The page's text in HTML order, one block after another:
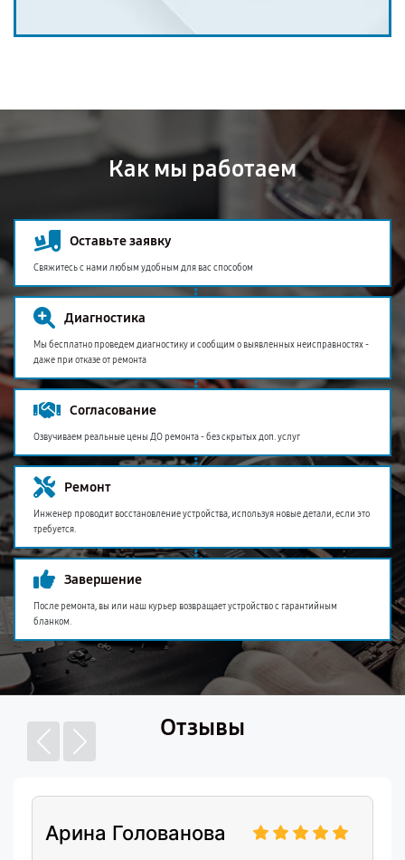
Как мы работаем
Оставьте заявку
Свяжитесь с нами любым удобным для вас способом
Диагностика
Мы бесплатно проведем диагностику и сообщим о выявленных неисправностях -
даже при отказе от ремонта
Согласование
Озвучиваем реальные цены ДО ремонта - без скрытых доп. услуг
Ремонт
Инженер проводит восстановление устройства, используя новые детали, если это
требуется.
Завершение
После ремонта, вы или наш курьер возвращает устройство с гарантийным
бланком.
Отзывы
Арина Голованова